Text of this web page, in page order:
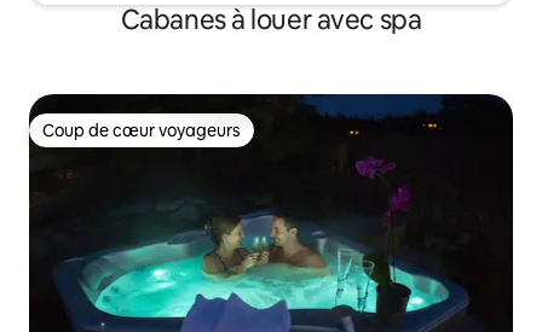
Cabanes à louer avec spa
Coup de cœur voyageurs
Coup de cœur voyageurs